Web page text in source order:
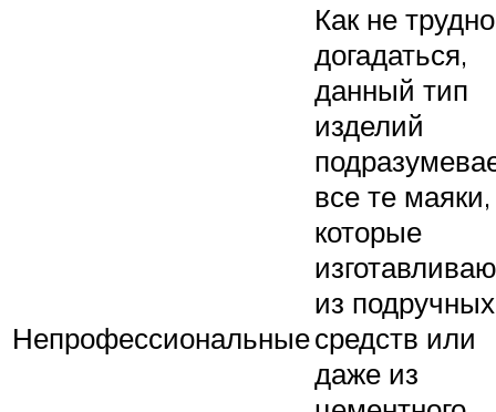
Непрофессиональные
Как не трудно
догадаться,
данный тип
изделий
все те маяки,
которые
из подручных
средств или
даже из